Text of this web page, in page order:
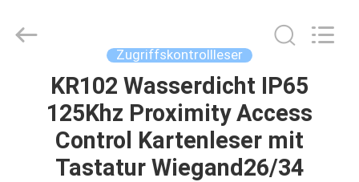
HAUSE
PRODUKTE
COMPANY
LIMITED.
Zugriffskontrollleser
KR102 Wasserdicht IP65
125Khz Proximity Access
Control Kartenleser mit
Tastatur Wiegand26/34